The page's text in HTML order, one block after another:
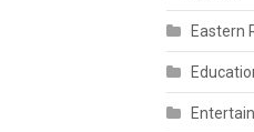
Eastern